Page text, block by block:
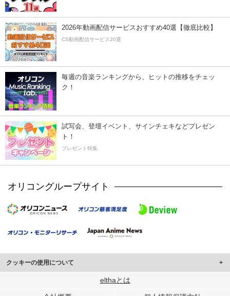
2026年動画配信サービスおすすめ40選【徹底比較】
CS動画配信サービス20選
毎週の音楽ランキングから、ヒットの推移をチェッ
ク！
試写会、登壇イベント、サインチェキなどプレゼン
ト！
プレゼント特集
オリコングループサイト
クッキーの使用について
このサイトでは Cookie を使用して、ユーザーに合わせたコンテンツや広告の
elthaとは